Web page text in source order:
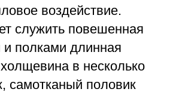
воздействие.
служить повешенная
и полками длинная
холщевина в несколько
самотканый половик